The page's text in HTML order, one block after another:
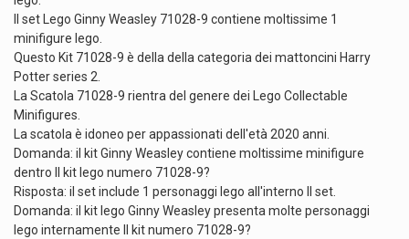
Il set Lego Ginny Weasley 71028-9 contiene moltissime 1
minifigure lego.
Questo Kit 71028-9 è della della categoria dei mattoncini Harry
Potter series 2.
La Scatola 71028-9 rientra del genere dei Lego Collectable
Minifigures.
La scatola è idoneo per appassionati dell'età 2020 anni.
Domanda: il kit Ginny Weasley contiene moltissime minifigure
dentro Il kit lego numero 71028-9?
Risposta: il set include 1 personaggi lego all'interno Il set.
Domanda: il kit lego Ginny Weasley presenta molte personaggi
lego internamente Il kit numero 71028-9?